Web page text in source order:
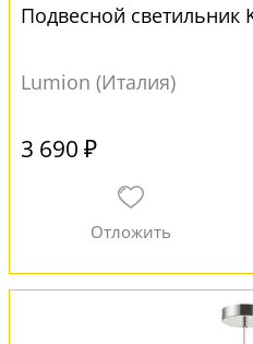
Подвесной
Lumion (Италия)
3 690 ₽